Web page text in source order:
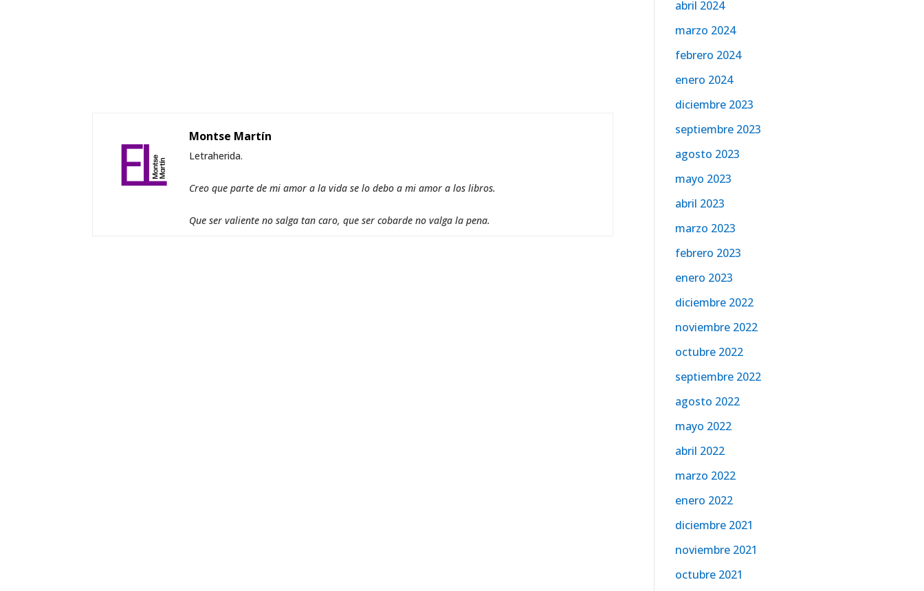
Montse Martín
Letraherida.
Creo que parte de mi amor a la vida se lo debo a mi amor a los libros.
Que ser valiente no salga tan caro, que ser cobarde no valga la pena.
abril 2024
marzo 2024
febrero 2024
enero 2024
diciembre 2023
septiembre 2023
agosto 2023
mayo 2023
abril 2023
marzo 2023
febrero 2023
enero 2023
diciembre 2022
noviembre 2022
octubre 2022
septiembre 2022
agosto 2022
mayo 2022
abril 2022
marzo 2022
enero 2022
diciembre 2021
noviembre 2021
octubre 2021